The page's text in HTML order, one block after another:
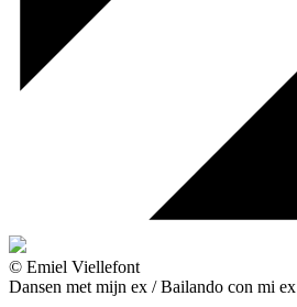
© Emiel Viellefont
Dansen met mijn ex / Bailando con mi ex